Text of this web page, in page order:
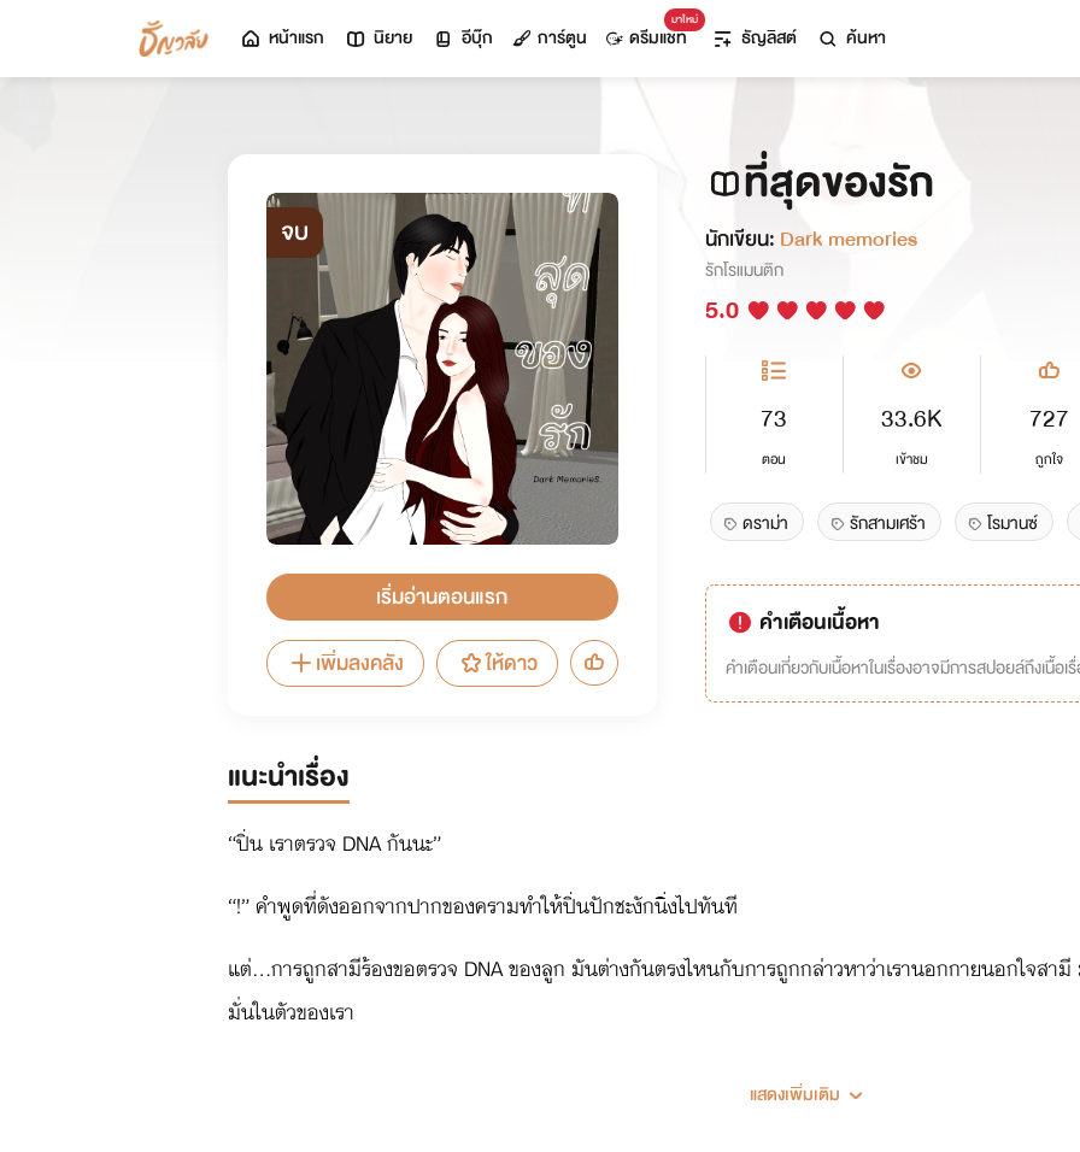
หน้าแรก นิยาย อีบุ๊ก การ์ตูน
มาใหม่
ดรีมแชท ธัญลิสต์ ค้นหา
จบ
เริ่มอ่านตอนแรก
เพิ่มลงคลัง
ให้ดาว
ที่สุดของรัก
นักเขียน: Dark memories
รักโรแมนติก
5.0
73
ตอน
33.6K
เข้าชม
727
ถูกใจ
ดราม่า รักสามเศร้า โรมานซ์
คำเตือนเนื้อหา
คำเตือนเกี่ยวกับเนื้อหาในเรื่องอาจมีการสปอยล์ถึงเนื้อเ
แนะนำเรื่อง
“ปิ่น เราตรวจ DNA กันนะ”
“!” คำพูดที่ดังออกจากปากของครามทำให้ปิ่นปักชะงักนิ่งไปทันที
แต่...การถูกสามีร้องขอตรวจ DNA ของลูก มันต่างกันตรงไหนกับการถูกกล่าวหาว่าเรานอกกายนอกใจสา
มั่นในตัวของเรา
“คุณ...ไม่ได้กำลังจะบอกว่า คุณไม่เชื่อใจปิ่นหรอกนะ” เสียงของปิ่นปักแผ่วเบาลงบ้าง
แสดงเพิ่มเติม